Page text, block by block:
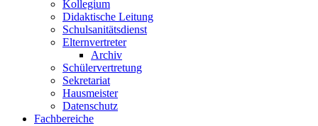
Kollegium
Didaktische Leitung
Schulsanitätsdienst
Elternvertreter
Archiv
Schülervertretung
Sekretariat
Hausmeister
Datenschutz
Fachbereiche